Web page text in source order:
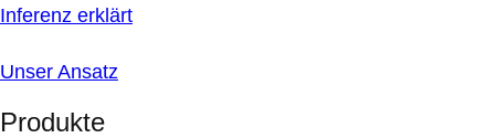
Inferenz erklärt
Unser Ansatz
Produkte